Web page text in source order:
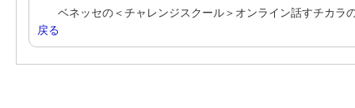
ベネッセの＜チャレンジスクール＞オンライン話すチカラ
戻る